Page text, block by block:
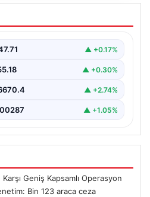
denetim: Bin
▲ +0.17%
▲ +0.30%
▲ +2.74%
▲ +1.05%
Geniş Kapsamlı Operasyon
Bin 123 araca ceza